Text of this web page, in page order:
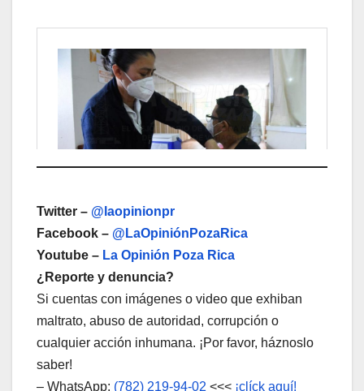
Twitter – @laopinionpr
Facebook – @LaOpiniónPozaRica
Youtube – La Opinión Poza Rica
¿Reporte y denuncia?
Si cuentas con imágenes o video que exhiban
maltrato, abuso de autoridad, corrupción o
cualquier acción inhumana. ¡Por favor, háznoslo
saber!
– WhatsApp: (782) 219-94-02 <<< ¡clíck aquí!